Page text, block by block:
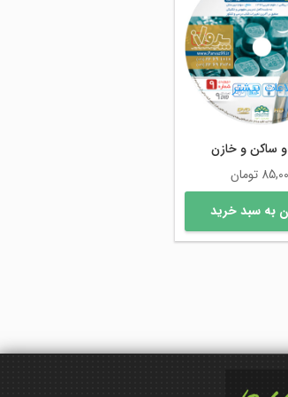
بیشتر
و ساکن و خازن
تومان
به سبد خرید